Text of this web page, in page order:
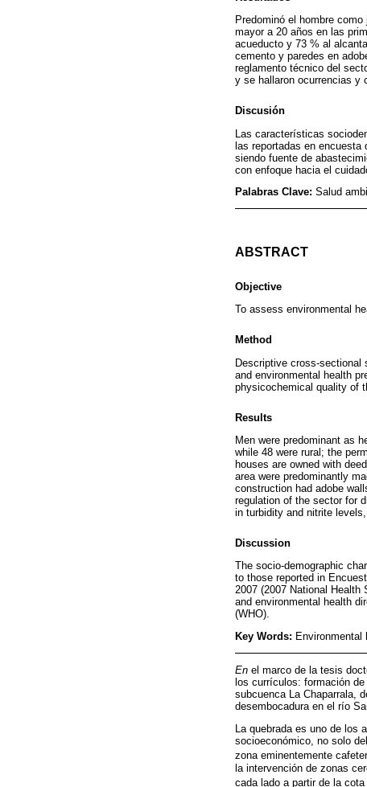
Predominó el hombre
mayor a 20 años en las
acueducto y 73 % al
cemento y paredes en
reglamento técnico del
y se hallaron ocurrencias y
Discusión
Las características
las reportadas en encuesta
siendo fuente de
con enfoque hacia el
Palabras Clave: Salud
ABSTRACT
Objective
To assess environmental
Method
Descriptive cross-sectional
and environmental health
physicochemical quality of
Results
Men were predominant as
while 48 were rural; the
houses are owned with
area were predominantly
construction had adobe
regulation of the sector for
in turbidity and nitrite
Discussion
The socio-demographic
to those reported in
2007 (2007 National
and environmental health
(WHO).
Key Words:
En el marco de la tesis
los currículos: formación
subcuenca La Chaparrala,
desembocadura en el río
La quebrada es uno de los
socioeconómico, no solo
zona eminentemente
la intervención de zonas
cada lado a partir de la